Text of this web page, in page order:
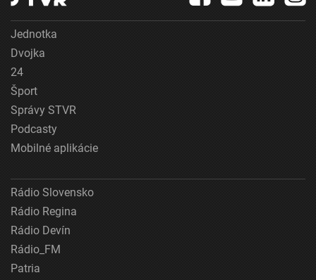
Jednotka
Dvojka
24
Šport
Správy STVR
Podcasty
Mobilné aplikácie
Rádio Slovensko
Rádio Regina
Rádio Devín
Rádio_FM
Patria